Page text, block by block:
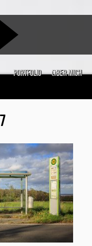
Portfolio über mich